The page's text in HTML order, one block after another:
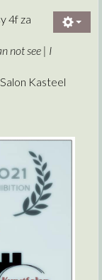
4f za
not see | I
Kasteel